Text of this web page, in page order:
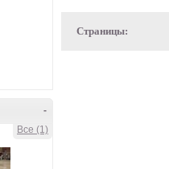
-
Все (1)
Страницы: